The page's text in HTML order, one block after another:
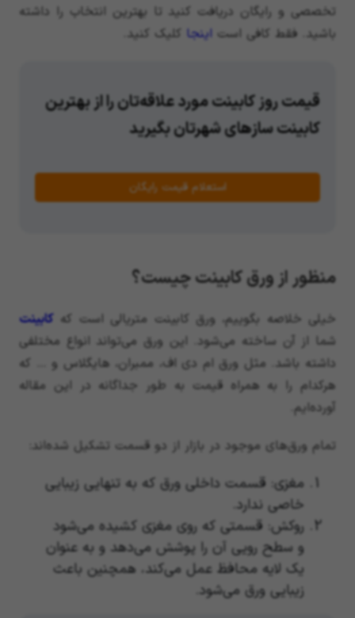
تخصصی و رایگان دریافت کنید تا بهترین انتخاب را داشته
باشید. فقط کافی است اینجا کلیک کنید.
قیمت روز کابینت مورد علاقه‌تان را از بهترین
کابینت سازهای شهرتان بگیرید
استعلام قیمت رایگان
منظور از ورق کابینت چیست؟
خیلی خلاصه بگوییم، ورق کابینت متریالی است که کابینت
شما از آن ساخته می‌شود. این ورق می‌تواند انواع مختلفی
داشته باشد. مثل ورق ام دی اف، ممبران، هایگلاس و … که
هرکدام را به همراه قیمت به طور جداگانه در این مقاله
آورده‌ایم.
تمام ورق‌های موجود در بازار از دو قسمت تشکیل شده‌اند:
مغزی: قسمت داخلی ورق که به تنهایی زیبایی
خاصی ندارد.
روکش: قسمتی که روی مغزی کشیده می‌شود
و سطح رویی آن را پوشش می‌دهد و به عنوان
یک لایه محافظ عمل می‌کند، همچنین باعث
زیبایی ورق می‌شود.